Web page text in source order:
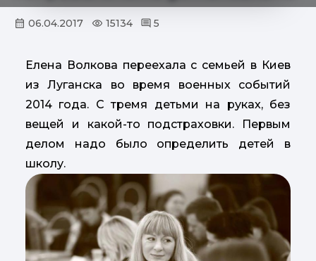
06.04.2017 15134 5
Елена Волкова переехала с семьей в Киев
из Луганска во время военных событий
2014 года. С тремя детьми на руках, без
вещей и какой-то подстраховки. Первым
делом надо было определить детей в
школу.